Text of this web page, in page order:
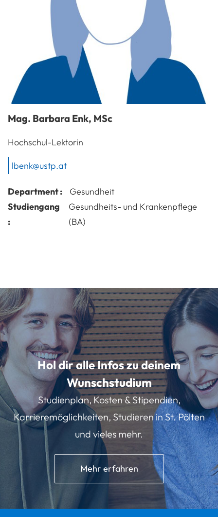
Mag. Barbara Enk, MSc
Hochschul-Lektorin
lbenk@ustp.at
Department :
Gesundheit
Studiengang
:
Gesundheits- und Krankenpflege
(BA)
Hol dir alle Infos zu deinem
Wunschstudium
Studienplan, Kosten & Stipendien,
Karrieremöglichkeiten, Studieren in St. Pölten
und vieles mehr.
Mehr erfahren